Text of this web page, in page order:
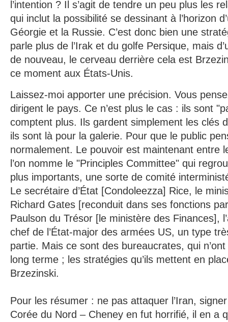
l’intention ? Il s’agit de tendre un peu plus les
qui inclut la possibilité se dessinant à l’horizon
Géorgie et la Russie. C’est donc bien une
parle plus de l’Irak et du golfe Persique, mais
de nouveau, le cerveau derrière cela est
ce moment aux États-Unis.
Laissez-moi apporter une précision. Vous
dirigent le pays. Ce n’est plus le cas : ils sont
comptent plus. Ils gardent simplement les clés
ils sont là pour la galerie. Pour que le public
normalement. Le pouvoir est maintenant entre
l’on nomme le "Principles Committee" qui
plus importants, une sorte de comité
Le secrétaire d’État [Condoleezza] Rice, le
Richard Gates [reconduit dans ses fonctions
Paulson du Trésor [le ministère des Finances],
chef de l’État-major des armées US, un type
partie. Mais ce sont des bureaucrates, qui
long terme ; les stratégies qu’ils mettent en
Brzezinski.
Pour les résumer : ne pas attaquer l’Iran,
Corée du Nord – Cheney en fut horrifié, il en a